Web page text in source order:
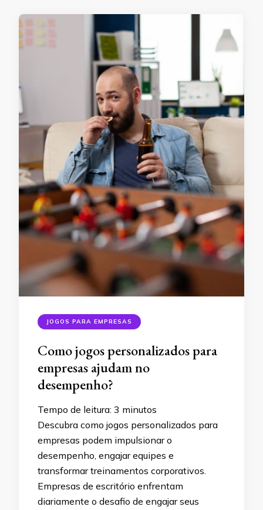
JOGOS PARA EMPRESAS
Como jogos personalizados para
empresas ajudam no
desempenho?
Tempo de leitura: 3 minutos
Descubra como jogos personalizados para
empresas podem impulsionar o
desempenho, engajar equipes e
transformar treinamentos corporativos.
Empresas de escritório enfrentam
diariamente o desafio de engajar seus